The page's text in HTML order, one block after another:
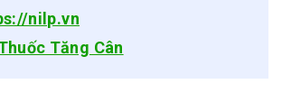
nilp.vn
Tăng Cân